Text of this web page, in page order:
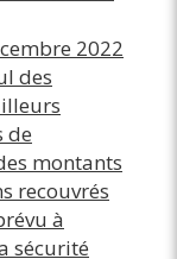
2022
des
de
montants
recouvrés
à
sécurité